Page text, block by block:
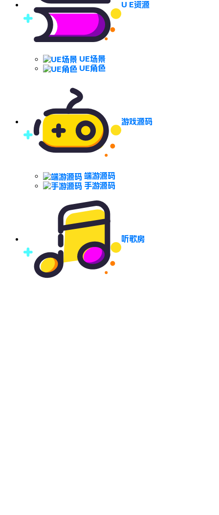
U E资源
UE场景
UE角色
游戏源码
端游源码
手游源码
听歌房